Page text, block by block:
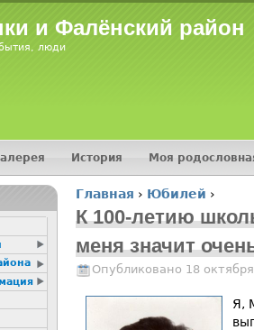
и Фалёнский район
люди
Вы здесь
Главная › Юбилей ›
К 100-летию
меня значит
Опубликовано 18
Я,
История Моя